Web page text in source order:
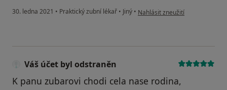
30. ledna 2021 • Praktický zubní lékař • Jiný • podle názoru uživatele Zuzana
Nahlásit zneužití
Váš účet byl odstraněn
K panu zubarovi chodi cela nase rodina,